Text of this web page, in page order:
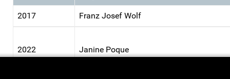
2017 Franz Josef Wolf
2022 Janine Poque